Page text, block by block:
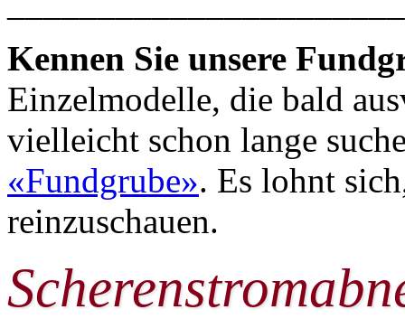
Kennen Sie unsere
Einzelmodelle, die bald
vielleicht schon lange
«Fundgrube». Es lohnt
reinzuschauen.